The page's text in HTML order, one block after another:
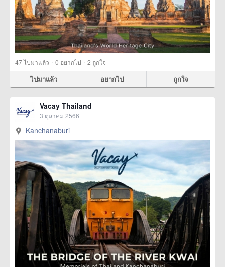
47ไปมาแล้ว · 0 อยากไป · 2 ถูกใจ
ไปมาแล้ว อยากไป ถูกใจ
Vacay Thailand
3 ตุลาคม 2566
Kanchanaburi